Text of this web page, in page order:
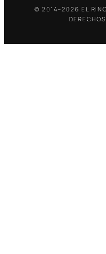
© 2014–2026 EL